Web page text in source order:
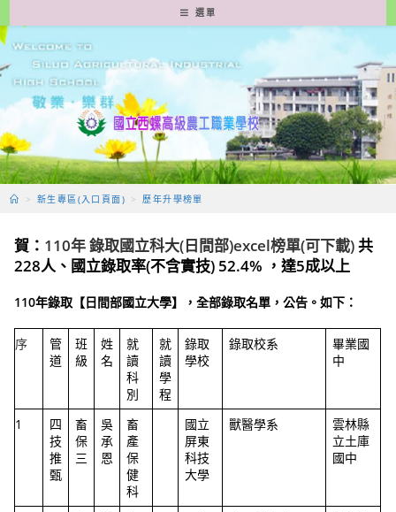
轉
至
要
容
選單
> 新生專區(入口頁面) > 歷年升學榜單
賀： 110年 錄取國立科大(日間部)excel榜單(可下載)共
228人、國立錄取率(不含實技) 52.4% ，達5成以上
110年錄取【日間部國立大學】，全部錄取名單，公告。如下：
序
管
道
班
級
姓
名
就
讀
科
別
就
讀
學
程
錄取
學校
錄取校系
畢業國
中
1
四
技
推
甄
畜
保
三
吳
承
恩
畜
產
保
健
科
國立
屏東
科技
大學
獸醫學系
雲林縣
立土庫
國中